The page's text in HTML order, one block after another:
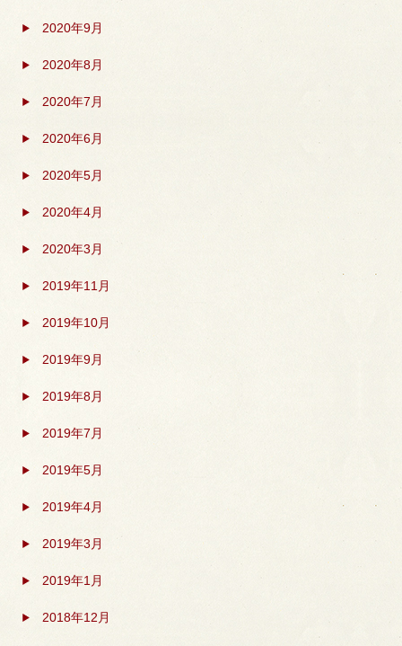
2020年9月
2020年8月
2020年7月
2020年6月
2020年5月
2020年4月
2020年3月
2019年11月
2019年10月
2019年9月
2019年8月
2019年7月
2019年5月
2019年4月
2019年3月
2019年1月
2018年12月